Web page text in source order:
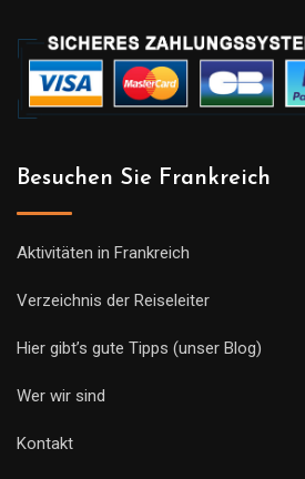
Besuchen Sie Frankreich
Aktivitäten in Frankreich
Verzeichnis der Reiseleiter
Hier gibt’s gute Tipps (unser Blog)
Wer wir sind
Kontakt